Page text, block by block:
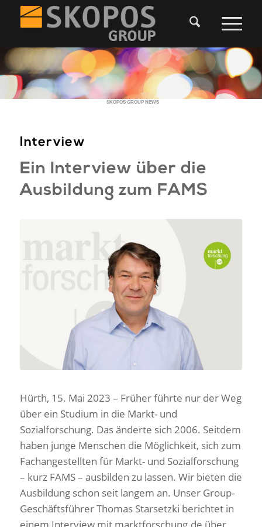
SKOPOS GROUP NEWS
Interview
Ein Interview über die
Ausbildung zum FAMS
Hürth, 15. Mai 2023 – Früher führte nur der Weg
über ein Studium in die Markt- und
Sozialforschung. Das änderte sich 2006. Seitdem
haben junge Menschen die Möglichkeit, sich zum
Fachangestellten für Markt- und Sozialforschung
– kurz FAMS – ausbilden zu lassen. Wir bieten die
Ausbildung schon seit langem an. Unser Group-
Geschäftsführer Thomas Starsetzki berichtet in